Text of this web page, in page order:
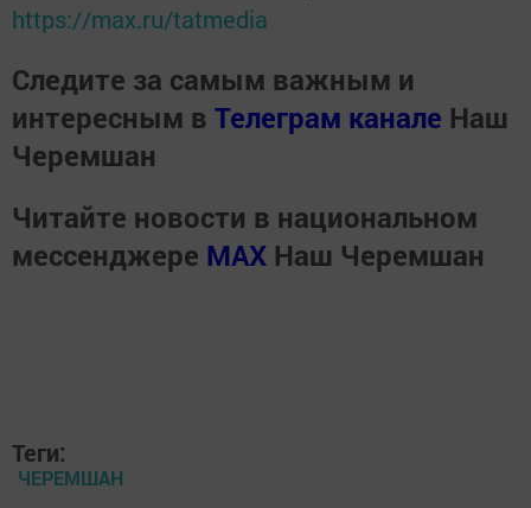
https://max.ru/tatmedia
Следите за самым важным и
интересным в Телеграм канале Наш
Черемшан
Читайте новости в национальном
мессенджере MАХ Наш Черемшан
Теги:
ЧЕРЕМШАН